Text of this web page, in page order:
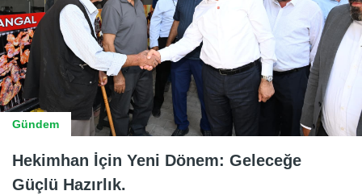
Gündem
Hekimhan İçin Yeni Dönem: Geleceğe
Güçlü Hazırlık.